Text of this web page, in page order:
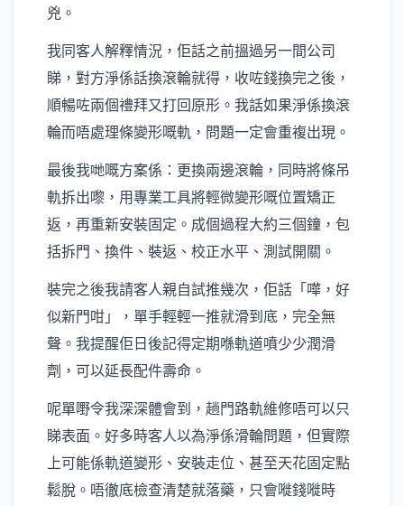
兇。
我同客人解釋情況，佢話之前搵過另一間公司
睇，對方淨係話換滾輪就得，收咗錢換完之後，
順暢咗兩個禮拜又打回原形。我話如果淨係換滾
輪而唔處理條變形嘅軌，問題一定會重複出現。
最後我哋嘅方案係：更換兩邊滾輪，同時將條吊
軌拆出嚟，用專業工具將輕微變形嘅位置矯正
返，再重新安裝固定。成個過程大約三個鐘，包
括拆門、換件、裝返、校正水平、測試開關。
裝完之後我請客人親自試推幾次，佢話「嘩，好
似新門咁」，單手輕輕一推就滑到底，完全無
聲。我提醒佢日後記得定期喺軌道噴少少潤滑
劑，可以延長配件壽命。
呢單嘢令我深深體會到，趟門路軌維修唔可以只
睇表面。好多時客人以為淨係滑輪問題，但實際
上可能係軌道變形、安裝走位、甚至天花固定點
鬆脫。唔徹底檢查清楚就落藥，只會嘥錢嘥時